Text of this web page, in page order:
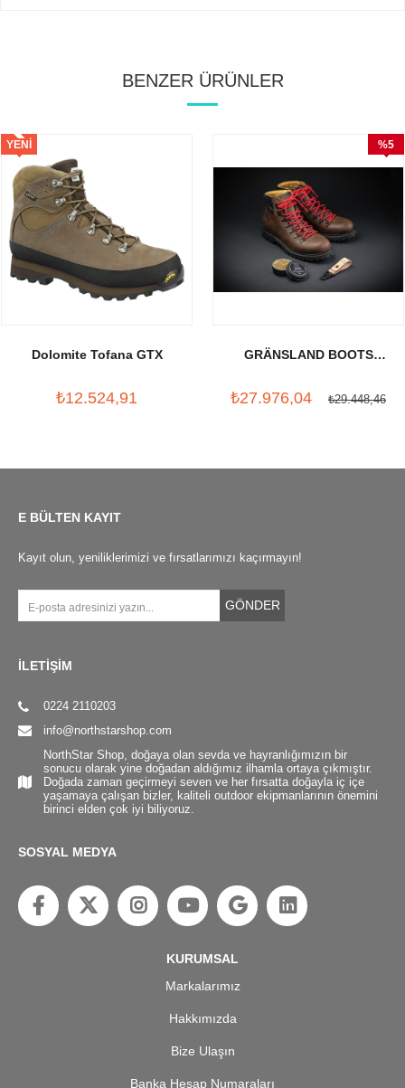
BENZER ÜRÜNLER
Dolomite Tofana GTX
₺12.524,91
YENI
ÜRÜN
GRÄNSLAND BOOTS
₺27.976,04 ₺29.448,46
%5
İndirim
E BÜLTEN KAYIT
Kayıt olun, yeniliklerimizi ve fırsatlarımızı kaçırmayın!
GÖNDER
İLETİŞİM
0224 2110203
info@northstarshop.com
NorthStar Shop, doğaya olan sevda ve hayranlığımızın bir
sonucu olarak yine doğadan aldığımız ilhamla ortaya çıkmıştır.
Doğada zaman geçirmeyi seven ve her fırsatta doğayla iç içe
yaşamaya çalışan bizler, kaliteli outdoor ekipmanlarının önemini
birinci elden çok iyi biliyoruz.
SOSYAL MEDYA
KURUMSAL
Markalarımız
Hakkımızda
Bize Ulaşın
Banka Hesap Numaraları